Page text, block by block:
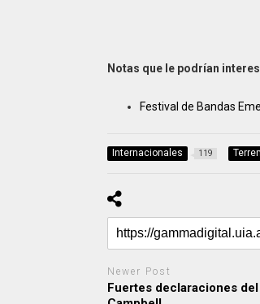
Notas que le podrían
Festival de Bandas
Internacionales 119
Newer Post
Fuertes declaraciones